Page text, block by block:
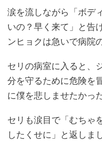
涙を流しながら「ボデ
いの？早く来て」と告
ンヒョクは急いで病院
セリの病室に入ると、
分を守るために危険を
に僕を悲しませたかっ
セリも涙目で「むちゃ
したくせに」と返しま